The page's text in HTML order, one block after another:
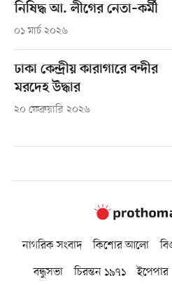
নিষিদ্ধ আ. লীগের নেতা–কর্মী
০১ মার্চ ২০২৬
ঢাকা কেন্দ্রীয় কারাগারে বন্দীর
মরদেহ উদ্ধার
২০ ফেব্রুয়ারি ২০২৬
নাগরিক সংবাদ কিশোর আলো
বন্ধুসভা
চিরন্তন ১৯৭১ ইপেপার